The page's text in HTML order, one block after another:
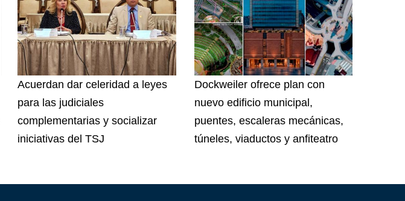
Acuerdan dar celeridad a leyes
para las judiciales
complementarias y socializar
iniciativas del TSJ
Dockweiler ofrece plan con
nuevo edificio municipal,
puentes, escaleras mecánicas,
túneles, viaductos y anfiteatro